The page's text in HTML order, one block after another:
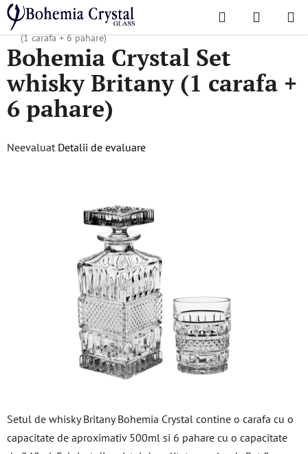
Treci
conținut
Căutare
DE
Acasă
/ Seturi Seturi de whisky
Bohemia Crystal Set whisky Britany
(1 carafa + 6 pahare)
Setul de whisky Britany Bohemia Crystal contine o carafa cu o
capacitate de aproximativ 500ml si 6 pahare cu o capacitate
Bohemia Crystal Set
whisky Britany (1 carafa +
6 pahare)
Evaluarea
Neevaluat Detalii de evaluare